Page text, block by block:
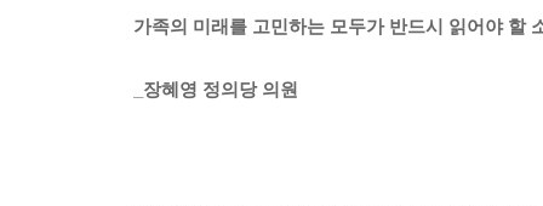
가족의 미래를 고민하는 모두가 반드시 읽어야 할
_장혜영 정의당 의원